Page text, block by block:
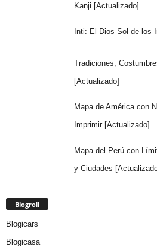
Kanji [Actualizado]
Inti: El Dios Sol de los
Tradiciones,
[Actualizado]
Mapa de América con
Imprimir [Actualizado]
Mapa del Perú con
y Ciudades
Blogroll
Blogicars
Blogicasa